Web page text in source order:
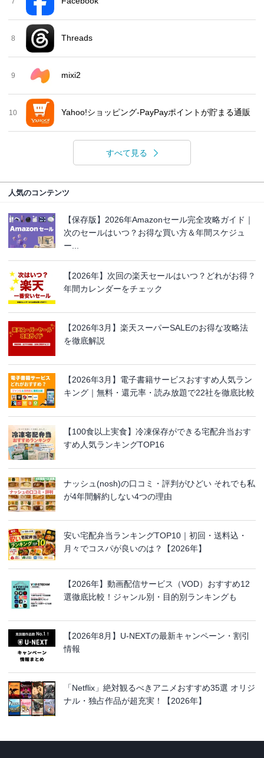
8 Threads
9 mixi2
10 Yahoo!ショッピング-PayPayポイントが貯まる通販
すべて見る
人気のコンテンツ
【保存版】2026年Amazonセール完全攻略ガイド｜
次のセールはいつ？お得な買い方＆年間スケジュ
ー...
【2026年】次回の楽天セールはいつ？どれがお得？
年間カレンダーをチェック
【2026年3月】楽天スーパーSALEのお得な攻略法
を徹底解説
【2026年3月】電子書籍サービスおすすめ人気ラン
キング｜無料・還元率・読み放題で22社を徹底比較
【100食以上実食】冷凍保存ができる宅配弁当おす
すめ人気ランキングTOP16
ナッシュ(nosh)の口コミ・評判がひどい それでも私
が4年間解約しない4つの理由
安い宅配弁当ランキングTOP10｜初回・送料込・
月々でコスパが良いのは？【2026年】
【2026年】動画配信サービス（VOD）おすすめ12
選徹底比較！ジャンル別・目的別ランキングも
【2026年8月】U-NEXTの最新キャンペーン・割引
情報
「Netflix」絶対観るべきアニメおすすめ35選 オリジ
ナル・独占作品が超充実！【2026年】